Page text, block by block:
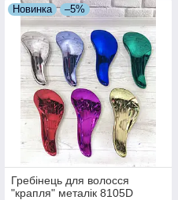
Новинка –5%
Гребінець для волосся
"крапля" металік 8105D